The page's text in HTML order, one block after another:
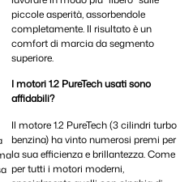
piccole asperità, assorbendole
completamente. Il risultato è un
comfort di marcia da segmento
superiore.
I motori 1.2 PureTech usati sono
affidabili?
Il motore 1.2 PureTech (3 cilindri turbo
benzina) ha vinto numerosi premi per
la sua efficienza e brillantezza. Come
per tutti i motori moderni,